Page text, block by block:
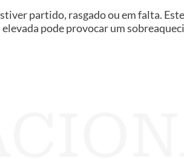
partido, rasgado ou em falta.
pode provocar um